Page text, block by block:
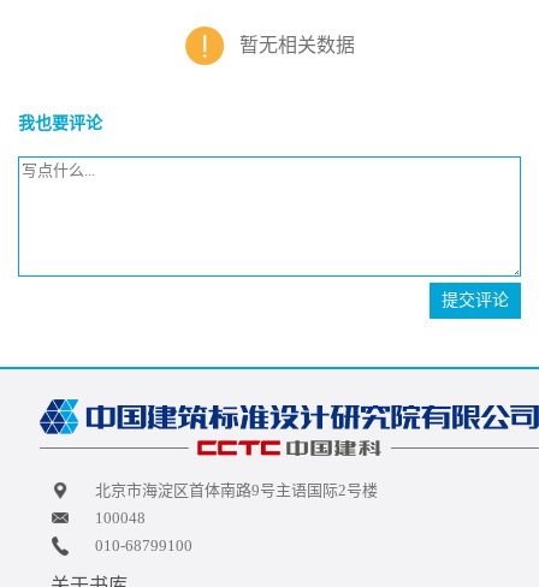
暂无相关数据
我也要评论
提交评论
北京市海淀区首体南路9号主语国际2号楼
100048
010-68799100